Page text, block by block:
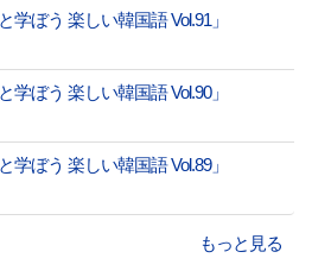
学ぼう 楽しい韓国語 Vol.91」
学ぼう 楽しい韓国語 Vol.90」
学ぼう 楽しい韓国語 Vol.89」
もっと見る